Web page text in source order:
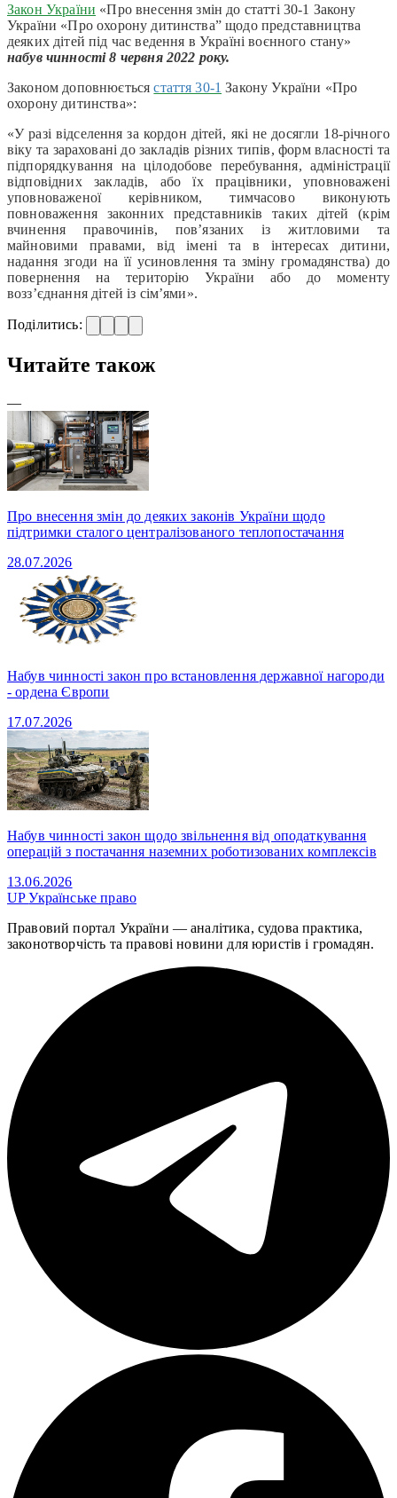
Закон України «Про внесення змін до статті 30-1 Закону
України «Про охорону дитинства” щодо представництва
деяких дітей під час ведення в Україні воєнного стану»
набув чинності8 червня2022 року.
Законом доповнюєтьсястаття 30-1 Закону України «Про
охорону дитинства»:
«У разі відселення за кордон дітей, які не досягли 18-річного
віку та зараховані до закладів різних типів, форм власності та
підпорядкування на цілодобове перебування, адміністрації
відповідних закладів, або їх працівники, уповноважені
уповноваженої керівником, тимчасово виконують
повноваження законних представників таких дітей (крім
вчинення правочинів, пов’язаних із житловими та
майновими правами, від імені та в інтересах дитини,
надання згоди на її усиновлення та зміну громадянства) до
повернення на територію України або до моменту
возз’єднання дітей із сім’ями».
Поділитись:
Читайте також
—
Про внесення змін до деяких законів України щодо
підтримки сталого централізованого теплопостачання
28.07.2026
Набув чинності закон про встановлення державної нагороди
- ордена Європи
17.07.2026
Набув чинності закон щодо звільнення від оподаткування
операцій з постачання наземних роботизованих комплексів
13.06.2026
UPУкраїнське право
Правовий портал України — аналітика, судова практика,
законотворчість та правові новини для юристів і громадян.